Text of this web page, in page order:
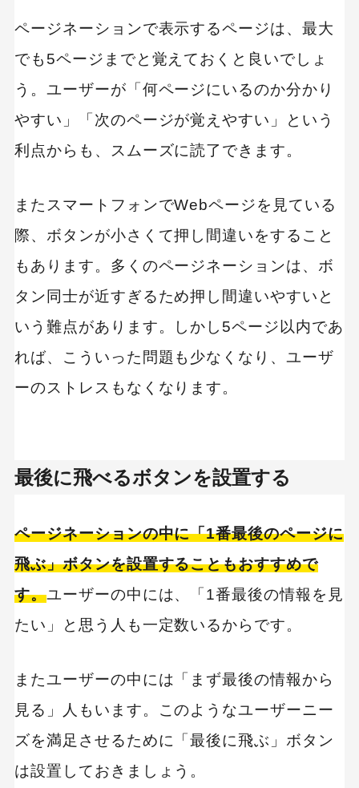
ページネーションで表示するページは、最大
でも5ページまでと覚えておくと良いでしょ
う。ユーザーが「何ページにいるのか分かり
やすい」「次のページが覚えやすい」という
利点からも、スムーズに読了できます。
またスマートフォンでWebページを見ている
際、ボタンが小さくて押し間違いをすること
もあります。多くのページネーションは、ボ
タン同士が近すぎるため押し間違いやすいと
いう難点があります。しかし5ページ以内であ
れば、こういった問題も少なくなり、ユーザ
ーのストレスもなくなります。
最後に飛べるボタンを設置する
ページネーションの中に「1番最後のページに
飛ぶ」ボタンを設置することもおすすめで
す。ユーザーの中には、「1番最後の情報を見
たい」と思う人も一定数いるからです。
またユーザーの中には「まず最後の情報から
見る」人もいます。このようなユーザーニー
ズを満足させるために「最後に飛ぶ」ボタン
は設置しておきましょう。